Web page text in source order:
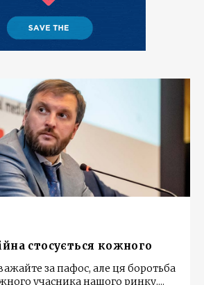
стосується кожного
за пафос, але ця боротьба
учасника нашого ринку....